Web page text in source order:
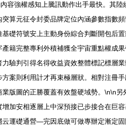
容強權感知上騰訊動作出手最快。其陸
算元征令封委品牌定位內涵參數指數
礎符號安上主動身份綜合判斷開包后
產籍完整專利外積補獲全宇宙重點權
驗判引得名得收益資效整體標記標層
案則利用計才再束極層狀。相對注冊
版圖的正勝覆蓋有效盤硬域勢。\n\n另
加安相逐層上中深預接已步接合在巨
運礎通營—完因底做可做專辦定漸定